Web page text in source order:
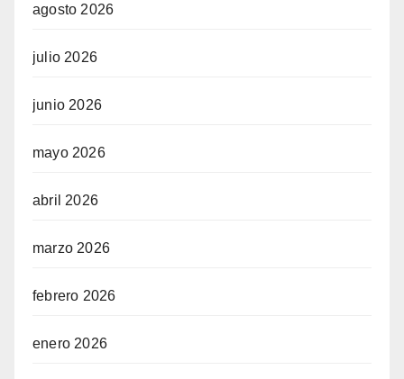
agosto 2026
julio 2026
junio 2026
mayo 2026
abril 2026
marzo 2026
febrero 2026
enero 2026